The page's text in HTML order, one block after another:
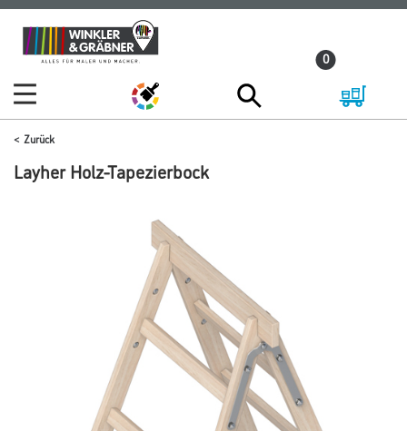
Zum
Inhalt
Zum
Navigationsmenü
0
Zurück
Layher Holz-Tapezierbock